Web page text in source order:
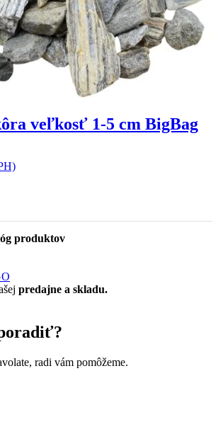
veľkosť 1-5 cm BigBag
produktov
predajne a skladu.
radi vám pomôžeme.